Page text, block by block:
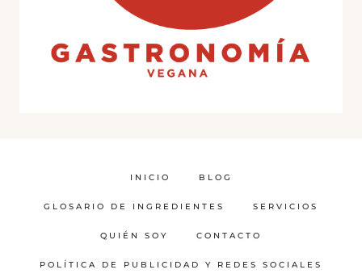
INICIO BLOG
GLOSARIO DE INGREDIENTES SERVICIOS
QUIÉN SOY CONTACTO
POLÍTICA DE PUBLICIDAD Y REDES SOCIALES